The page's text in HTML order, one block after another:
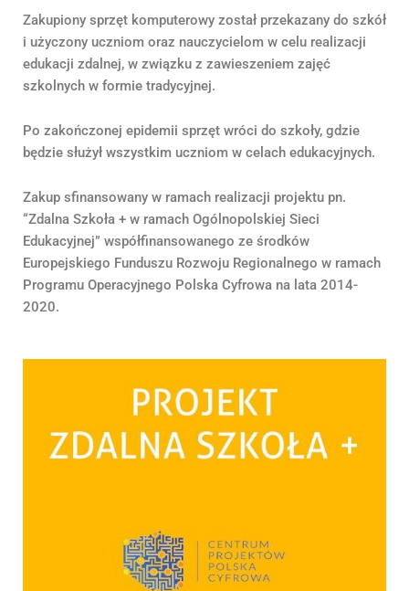
Zakupiony sprzęt komputerowy został przekazany do szkół
i użyczony uczniom oraz nauczycielom w celu realizacji
edukacji zdalnej, w związku z zawieszeniem zajęć
szkolnych w formie tradycyjnej.
Po zakończonej epidemii sprzęt wróci do szkoły, gdzie
będzie służył wszystkim uczniom w celach edukacyjnych.
Zakup sfinansowany w ramach realizacji projektu pn.
“Zdalna Szkoła + w ramach Ogólnopolskiej Sieci
Edukacyjnej” współfinansowanego ze środków
Europejskiego Funduszu Rozwoju Regionalnego w ramach
Programu Operacyjnego Polska Cyfrowa na lata 2014-
2020.